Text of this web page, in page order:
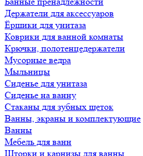
Держатели для аксессуаров
Ёршики для унитаза
Коврики для ванной комнаты
Крючки, полотенцедержатели
Мусорные ведра
Мыльницы
Сиденье для унитаза
Сиденье на ванну
Стаканы для зубных щеток
Ванны, экраны и комплектующие
Ванны
Мебель для ванн
Шторки и карнизы для ванны